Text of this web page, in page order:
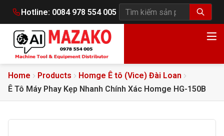
Hotline: 0084 978 554 005
Tìm kiếm sản phẩm
Home Products
Homge Ê tô (Vice) Đài Loan
Ê Tô Máy Phay Kẹp Nhanh Chính Xác Homge HG-150B